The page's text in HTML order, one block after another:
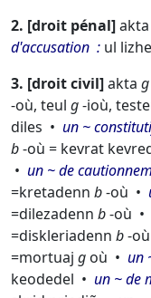
2. droit pénal akta
d'accusation
ul
3. droit civil akta g
-où, teul g-ioù,
diles
un ~
b-où = kevrat
un ~ de
=kretadenn b-où
=dilezadenn b-où
=diskleriadenn b-où
=mortuaj g où un
keodedel
un ~ de